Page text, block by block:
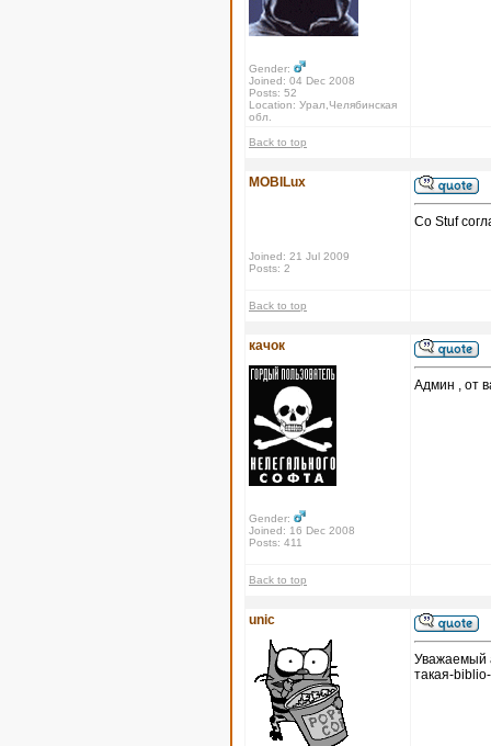
Gender:
Joined: 04 Dec 2008
Posts: 52
Location: Урал,Челябинская
обл.
Back to top
MOBILux
Joined: 21 Jul 2009
Posts: 2
Со Stuf
Back to top
качок
Gender:
Joined: 16 Dec 2008
Posts: 411
Админ , от
Back to top
unic
Уважаемый
такая-